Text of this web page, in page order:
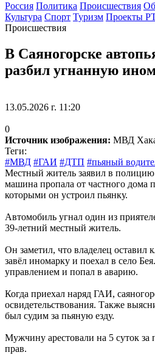
Россия Политика Происшествия
Культура Спорт Туризм Проекты
Происшествия
В Саяногорске
разбил угнанную
13.05.2026 г. 11:20
0
Источник изображения: МВД
Теги:
#МВД #ГАИ #ДТП #пьяный
Местный житель заявил в
машина пропала от частного дома
которыми он устроил пьянку.
Автомобиль угнал один из
39‑летний местный житель.
Он заметил, что владелец оставил
завёл иномарку и поехал в село
управлением и попал в аварию.
Когда приехал наряд ГАИ,
освидетельствования. Также
был судим за пьяную езду.
Мужчину арестовали на 5 суток за
прав.